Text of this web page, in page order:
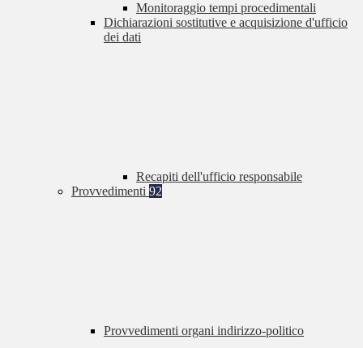
Monitoraggio tempi procedimentali
Dichiarazioni sostitutive e acquisizione d'ufficio
dei dati
Recapiti dell'ufficio responsabile
Provvedimenti 92
Provvedimenti organi indirizzo-politico